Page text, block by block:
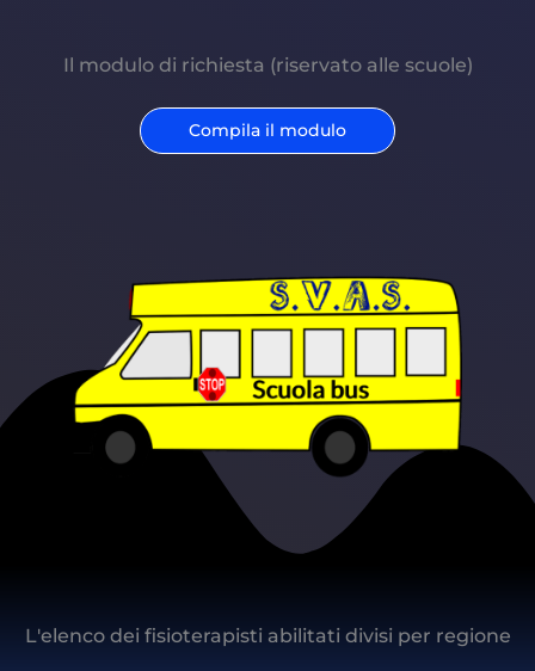
Il modulo di richiesta (riservato alle scuole)
Compila il modulo
L'elenco dei fisioterapisti abilitati divisi per regione